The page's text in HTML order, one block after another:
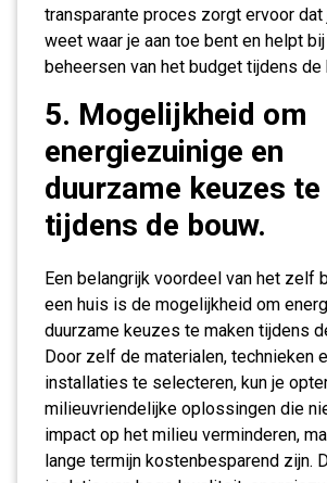
transparante proces zorgt ervoor
weet waar je aan toe bent en helpt
beheersen van het budget tijdens de
5. Mogelijkheid om
energiezuinige en
duurzame keuzes
tijdens de bouw.
Een belangrijk voordeel van het zelf
een huis is de mogelijkheid om
duurzame keuzes te maken tijdens
Door zelf de materialen, technieken
installaties te selecteren, kun je
milieuvriendelijke oplossingen die
impact op het milieu verminderen,
lange termijn kostenbesparend zijn.